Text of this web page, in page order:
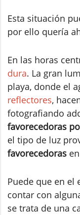
Esta situación
por ello quería
En las horas
dura. La gran
playa, donde el
reflectores,
fotografiando
favorecedoras
el tipo de luz
favorecedoras
Puede que en el
contar con
se trata de una